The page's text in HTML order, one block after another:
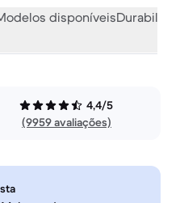
disponíveis
4,4/5
(9959 avaliações)